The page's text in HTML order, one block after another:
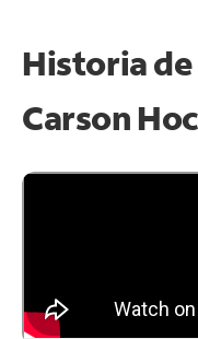
Historia de
Carson